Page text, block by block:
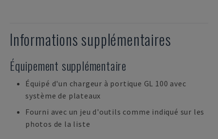
Informations supplémentaires
Équipement supplémentaire
Équipé d'un chargeur à portique GL 100 avec
système de plateaux
Fourni avec un jeu d'outils comme indiqué sur les
photos de la liste